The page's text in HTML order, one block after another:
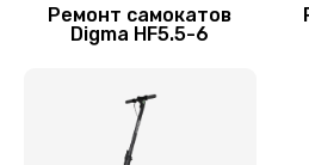
Ремонт самокатов
Digma HF5.5-6